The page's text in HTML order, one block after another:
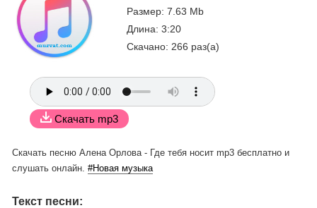
Размер: 7.63 Mb
Длина: 3:20
Скачано: 266 раз(а)
Скачать mp3
Скачать песню Алена Орлова - Где тебя носит mp3 бесплатно и
слушать онлайн. #Новая музыка
Текст песни: